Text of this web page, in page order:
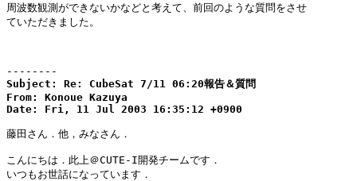
周波数観測ができないかなどと考えて、前回のような質問をさせ
ていただきました。
--------
Subject: Re: CubeSat 7/11 06:20報告＆質問
From: Konoue Kazuya
Date: Fri, 11 Jul 2003 16:35:12 +0900
藤田さん．他，みなさん．
こんにちは．此上＠CUTE-I開発チームです．
いつもお世話になっています．